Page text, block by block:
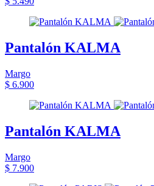
Pantalón KALMA
Margo
$ 6.900
Pantalón KALMA
Margo
$ 7.900